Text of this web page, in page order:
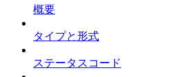
概要
タイプと形式
ステータスコード